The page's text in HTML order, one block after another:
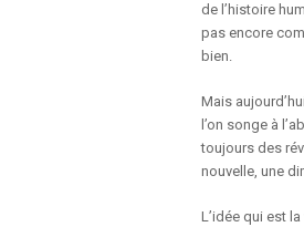
de l’histoire
pas encore
bien.
Mais
l’on songe à
toujours des
nouvelle, une
L’idée qui est